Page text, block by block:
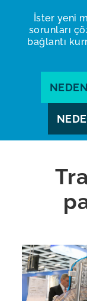
İster yeni
sorunları
bağlantı